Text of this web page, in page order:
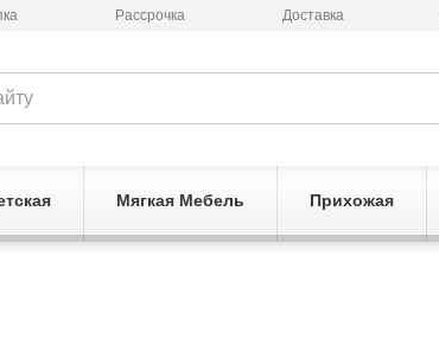
Рассрочка Доставка
Мягкая Мебель Прихожая